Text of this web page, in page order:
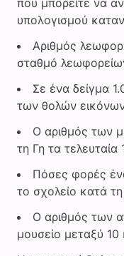
που μπορείτε να
υπολογισμού
Αριθμός
σταθμό
Σε ένα δείγμα
των θολών εικόνων
Ο αριθμός των
τη Γη τα τελευταία
Πόσες φορές
το σχολείο κατά
Ο αριθμός των
μουσείο μεταξύ 10